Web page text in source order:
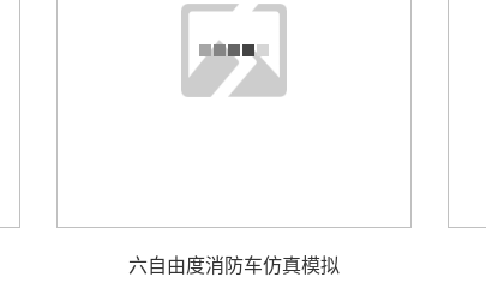
六自由度消防车仿真模拟